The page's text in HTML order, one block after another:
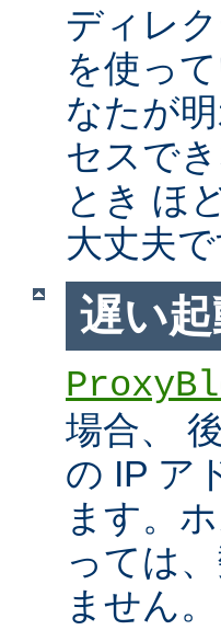
ディレ
を使っ
なたが
セスで
とき ほ
大丈夫で
遅い起
場合、
の IP ア
ます。
っては
ません。